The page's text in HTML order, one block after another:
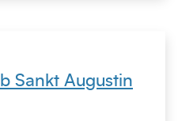
Sankt Augustin